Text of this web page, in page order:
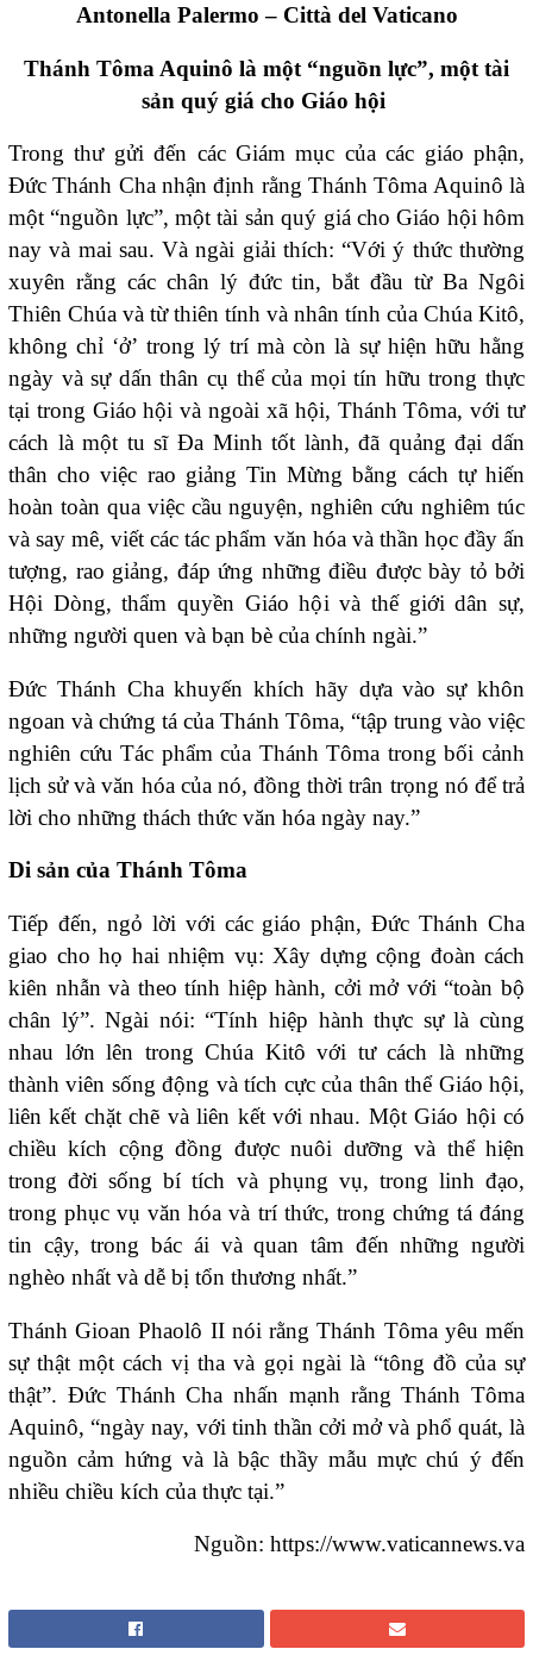
Antonella Palermo – Città del Vaticano
Thánh Tôma Aquinô là một “nguồn lực”, một tài
sản quý giá cho Giáo hội
Trong thư gửi đến các Giám mục của các giáo phận,
Đức Thánh Cha nhận định rằng Thánh Tôma Aquinô là
một “nguồn lực”, một tài sản quý giá cho Giáo hội hôm
nay và mai sau. Và ngài giải thích: “Với ý thức thường
xuyên rằng các chân lý đức tin, bắt đầu từ Ba Ngôi
Thiên Chúa và từ thiên tính và nhân tính của Chúa Kitô,
không chỉ ‘ở’ trong lý trí mà còn là sự hiện hữu hằng
ngày và sự dấn thân cụ thể của mọi tín hữu trong thực
tại trong Giáo hội và ngoài xã hội, Thánh Tôma, với tư
cách là một tu sĩ Đa Minh tốt lành, đã quảng đại dấn
thân cho việc rao giảng Tin Mừng bằng cách tự hiến
hoàn toàn qua việc cầu nguyện, nghiên cứu nghiêm túc
và say mê, viết các tác phẩm văn hóa và thần học đầy ấn
tượng, rao giảng, đáp ứng những điều được bày tỏ bởi
Hội Dòng, thẩm quyền Giáo hội và thế giới dân sự,
những người quen và bạn bè của chính ngài.”
Đức Thánh Cha khuyến khích hãy dựa vào sự khôn
ngoan và chứng tá của Thánh Tôma, “tập trung vào việc
nghiên cứu Tác phẩm của Thánh Tôma trong bối cảnh
lịch sử và văn hóa của nó, đồng thời trân trọng nó để trả
lời cho những thách thức văn hóa ngày nay.”
Di sản của Thánh Tôma
Tiếp đến, ngỏ lời với các giáo phận, Đức Thánh Cha
giao cho họ hai nhiệm vụ: Xây dựng cộng đoàn cách
kiên nhẫn và theo tính hiệp hành, cởi mở với “toàn bộ
chân lý”. Ngài nói: “Tính hiệp hành thực sự là cùng
nhau lớn lên trong Chúa Kitô với tư cách là những
thành viên sống động và tích cực của thân thể Giáo hội,
liên kết chặt chẽ và liên kết với nhau. Một Giáo hội có
chiều kích cộng đồng được nuôi dưỡng và thể hiện
trong đời sống bí tích và phụng vụ, trong linh đạo,
trong phục vụ văn hóa và trí thức, trong chứng tá đáng
tin cậy, trong bác ái và quan tâm đến những người
nghèo nhất và dễ bị tổn thương nhất.”
Thánh Gioan Phaolô II nói rằng Thánh Tôma yêu mến
sự thật một cách vị tha và gọi ngài là “tông đồ của sự
thật”. Đức Thánh Cha nhấn mạnh rằng Thánh Tôma
Aquinô, “ngày nay, với tinh thần cởi mở và phổ quát, là
nguồn cảm hứng và là bậc thầy mẫu mực chú ý đến
nhiều chiều kích của thực tại.”
Nguồn: https://www.vaticannews.va